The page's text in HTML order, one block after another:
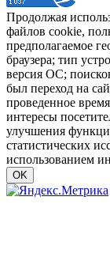
Продолжая
файлов cookie,
предполагаемое
браузера; тип
версия ОС;
был переход на
проведенное
интересы
улучшения
статистических
использованием
OK